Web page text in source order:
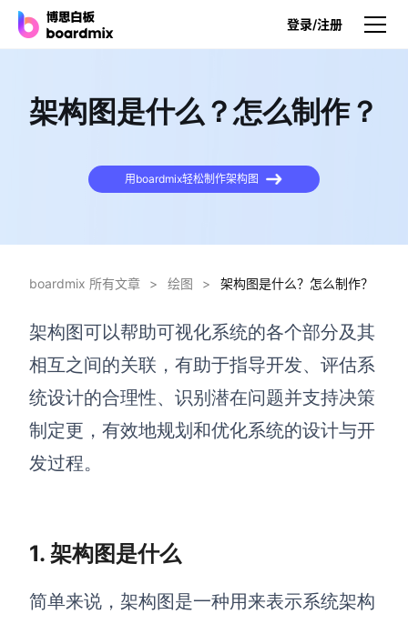
登录/注册
产品
博思白板
无限画布，AI加持，实时协作
在您的网站或应用集成白板
博思AI
本地笔记存储，隐私白板空间
一体化产品设计工具
资源与下载
向团队介绍
博思白板boardmix
架构图是什么？怎么制作？
用boardmix轻松制作架构图
boardmix 所有文章 > 绘图 > 架构图是什么？怎么制作？
架构图可以帮助可视化系统的各个部分及其
相互之间的关联，有助于指导开发、评估系
统设计的合理性、识别潜在问题并支持决策
制定更，有效地规划和优化系统的设计与开
发过程。
1. 架构图是什么
简单来说，架构图是一种用来表示系统架构